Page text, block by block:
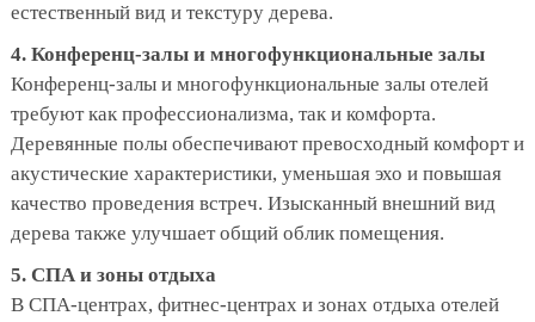
естественный вид и текстуру дерева.
4. Конференц-залы и многофункциональные залы
Конференц-залы и многофункциональные залы отелей
требуют как профессионализма, так и комфорта.
Деревянные полы обеспечивают превосходный комфорт и
акустические характеристики, уменьшая эхо и повышая
качество проведения встреч. Изысканный внешний вид
дерева также улучшает общий облик помещения.
5. СПА и зоны отдыха
В СПА-центрах, фитнес-центрах и зонах отдыха отелей